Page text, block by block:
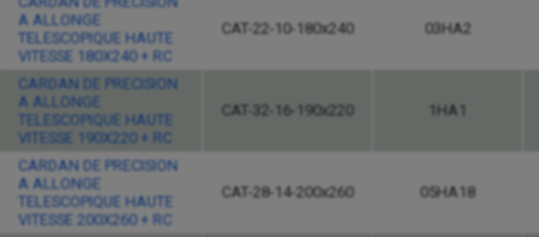
A ALLONGE
TELESCOPIQUE HAUTE
VITESSE 180X240 + RC
CAT-22-10-180x240 03HA2
CARDAN DE PRECISION
A ALLONGE
TELESCOPIQUE HAUTE
VITESSE 190X220 + RC
CAT-32-16-190x220 1HA1
CARDAN DE PRECISION
A ALLONGE
TELESCOPIQUE HAUTE
VITESSE 200X260 + RC
CAT-28-14-200x260 05HA18